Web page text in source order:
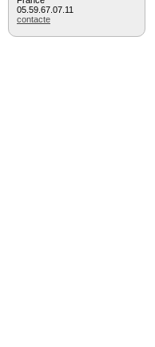
05.59.67.07.11
contacte